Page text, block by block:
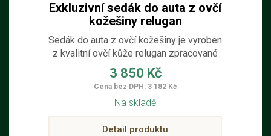
Exkluzivní sedák do auta z ovčí
kožešiny relugan
Sedák do auta z ovčí kožešiny je vyroben
z kvalitní ovčí kůže relugan zpracované
medicinálním činěním. Díky tomu má
sedák výborné termoregulační vlastnosti.
V zimě prohřívá a v létě chladí. Sedák z
ovčí kůže lze upevnit a přizpůsobit na
všechny druhy jednosedadlových
sedaček v automobilu.
3 850 Kč
Cena bez DPH: 3 182 Kč
Na skladě
Detail produktu